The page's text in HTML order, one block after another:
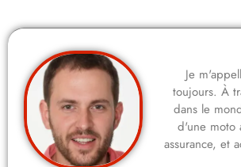
Je
toujours. À
dans le
d'une moto
assurance, et